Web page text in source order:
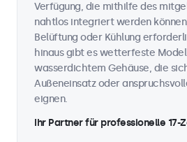
Verfügung, die mithilfe des
nahtlos integriert werden
Belüftung oder Kühlung
hinaus gibt es wetterfeste
wasserdichtem Gehäuse, die
Außeneinsatz oder
eignen.
Ihr Partner für professionelle 17-